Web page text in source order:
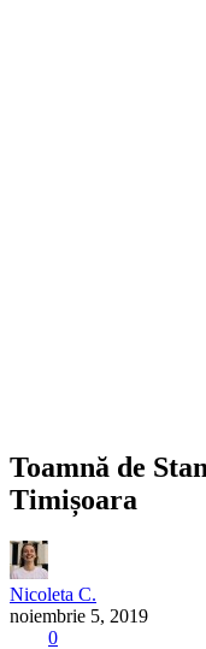
Toamnă de
Timișoara
Nicoleta C.
noiembrie 5, 2019
0